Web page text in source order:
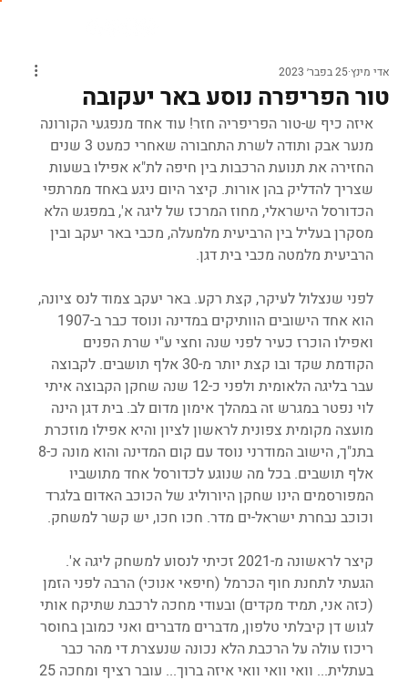
טור הפריפרה נוסע באר יעקובה
אדי מינץ25 בפבר׳ 2023
איזה כיף ש-טור הפריפריה חזר! עוד אחד מנפגעי הקורונה
מנער אבק ותודה לשרת התחבורה שאחרי כמעט 3 שנים
החזירה את תנועת הרכבות בין חיפה לת"א אפילו בשעות
שצריך להדליק בהן אורות. קיצר היום ניגע באחד ממרתפי
הכדורסל הישראלי, מחוז המרכז של ליגה א', במפגש הלא
מסקרן בעליל בין הרביעית מלמעלה, מכבי באר יעקב ובין
הרביעית מלמטה מכבי בית דגן.
לפני שנצלול לעיקר, קצת רקע. באר יעקב צמוד לנס ציונה,
ואפילו הוכרז כעיר לפני שנה וחצי ע"י שרת הפנים
הקודמת שקד ובו קצת יותר מ-30 אלף תושבים. לקבוצה
עבר בליגה הלאומית ולפני כ-12 שנה שחקן הקבוצה איתי
לוי נפטר במגרש זה במהלך אימון מדום לב. בית דגן הינה
מועצה מקומית צפונית לראשון לציון והיא אפילו מוזכרת
אלף תושבים. בכל מה שנוגע לכדורסל אחד מתושביו
המפורסמים הינו שחקן היורוליג של הכוכב האדום בלגרד
וכוכב נבחרת ישראל-ים מדר. חכו חכו, יש קשר למשחק.
קיצר לראשונה מ-2021 זכיתי לנסוע למשחק ליגה א'.
הגעתי לתחנת חוף הכרמל (חיפאי אנוכי) הרבה לפני הזמן
(כזה אני, תמיד מקדים) ובעודי מחכה לרכבת שתיקח אותי
לגוש דן קיבלתי טלפון, מדברים מדברים ואני כמובן בחוסר
ריכוז עולה על הרכבת הלא נכונה שנעצרת די מהר כבר